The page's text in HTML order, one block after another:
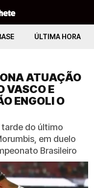
ÚLTIMA HORA
ATUAÇÃO
VASCO E
ENGOLI O
tarde do último
em duelo
Brasileiro